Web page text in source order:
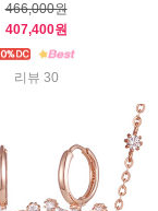
466,000원
407,400원
리뷰 30